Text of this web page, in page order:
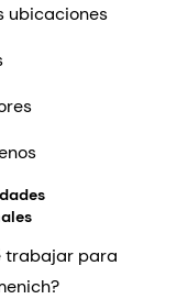
ubicaciones
trabajar para